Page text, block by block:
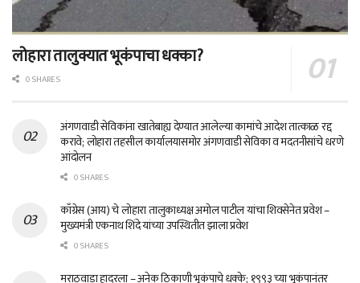
लोहारा तालुक्यात भूकंपाचा धक्का?
0 SHARES
अंगणवाडी सेविकांना खातेबाह्य देण्यात आलेल्या कामांचे आदेश तात्काळ रद्द
करावे; लोहारा तहसील कार्यालयासमोर अंगणवाडी सेविका व मदतनीसांचे धरणे
आंदोलन
0 SHARES
काँग्रेस (आय) चे लोहारा तालुकाध्यक्ष अमोल पाटील यांचा शिवसेनेत प्रवेश –
मुख्यमंत्री एकनाथ शिंदे यांच्या उपस्थितीत झाला प्रवेश
0 SHARES
मराठवाडा हादरला – अनेक ठिकाणी भूकंपाचे धक्के; १९९३ च्या भूकंपानंतर